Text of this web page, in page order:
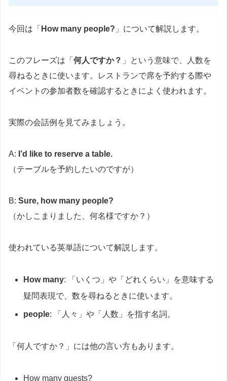
今回は「 How many people? 」について解説します。
このフレーズは「 何人ですか？ 」という意味で、人数を
尋ねるときに使います。レストランで席を予約する際や
イベントの参加者数を確認するときによく使われます。
実際の会話例を見てみましょう。
A: I’d like to reserve a table.
（テーブルを予約したいのですが）
B: Sure, how many people?
（かしこまりました、何名様ですか？）
使われている英単語について解説します。
How many: 「いくつ」や「どれくらい」を意味する
疑問表現で、数を尋ねるときに使います。
people: 「人々」や「人数」を指す名詞。
「何人ですか？」には他の言い方もあります。
How many guests?